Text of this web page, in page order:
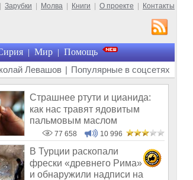
Зарубки Молва Книги О проекте Контакты
| Мир | Помощь
Левашов | Популярные в соцсетях
Страшнее ртути и цианида:
как нас травят ядовитым
пальмовым маслом
77 658 10 996
В Турции раскопали
фрески «древнего Рима»
и обнаружили надписи на